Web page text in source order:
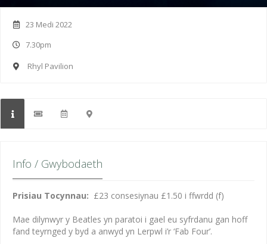
23 Medi 2022
7.30pm
Rhyl Pavilion
Info / Gwybodaeth
Prisiau Tocynnau: £23 consesiynau £1.50 i ffwrdd (f)
Mae dilynwyr y Beatles yn paratoi i gael eu syfrdanu gan hoff
fand teyrnged y byd a anwyd yn Lerpwl i’r ‘Fab Four’.